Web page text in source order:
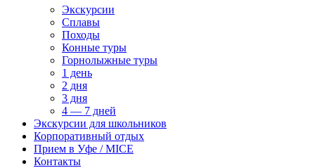
Экскурсии
Сплавы
Походы
Конные туры
Горнолыжные туры
1 день
2 дня
3 дня
4 — 7 дней
Экскурсии для школьников
Корпоративный отдых
Прием в Уфе / MICE
Контакты